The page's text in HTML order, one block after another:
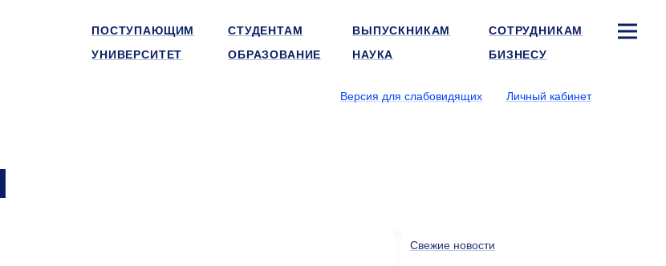
ПОСТУПАЮЩИМ СТУДЕНТАМ ВЫПУСКНИКАМ
СОТРУДНИКАМ
УНИВЕРСИТЕТ
ОБРАЗОВАНИЕ НАУКА БИЗНЕСУ
Версия для слабовидящих
Личный кабинет
Свежие новости